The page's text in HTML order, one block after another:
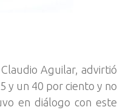
Aguilar, advirtió
y un 40 por ciento y no
en diálogo con este